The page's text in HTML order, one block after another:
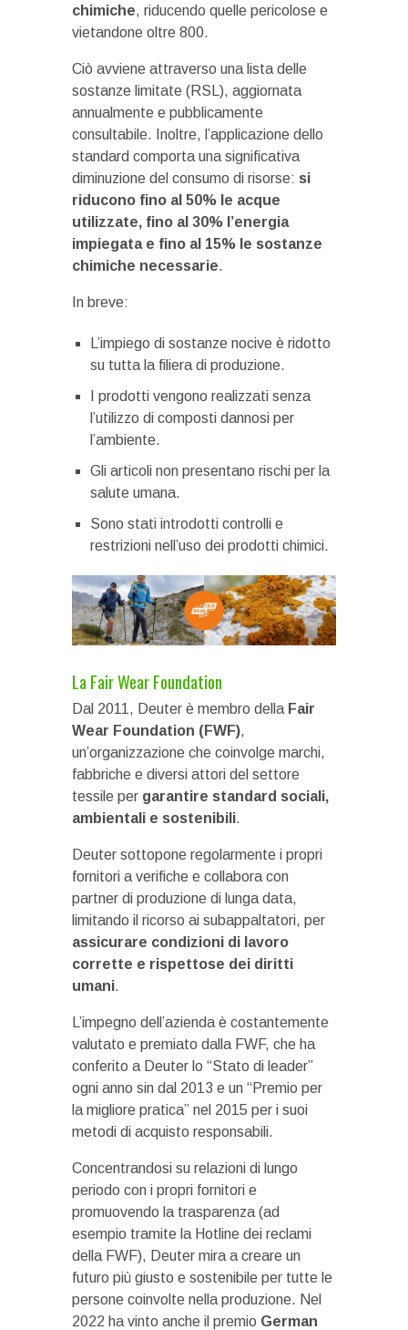
chimiche, riducendo quelle pericolose e
vietandone oltre 800.
Ciò avviene attraverso una lista delle
sostanze limitate (RSL), aggiornata
annualmente e pubblicamente
consultabile. Inoltre, l’applicazione dello
standard comporta una significativa
diminuzione del consumo di risorse: si
riducono fino al 50% le acque
utilizzate, fino al 30% l’energia
impiegata e fino al 15% le sostanze
chimiche necessarie.
In breve:
L’impiego di sostanze nocive è ridotto
su tutta la filiera di produzione.
I prodotti vengono realizzati senza
l’utilizzo di composti dannosi per
l’ambiente.
Gli articoli non presentano rischi per la
salute umana.
Sono stati introdotti controlli e
restrizioni nell’uso dei prodotti chimici.
La Fair Wear Foundation
Dal 2011, Deuter è membro della Fair
Wear Foundation (FWF),
un’organizzazione che coinvolge marchi,
fabbriche e diversi attori del settore
tessile per garantire standard sociali,
ambientali e sostenibili.
Deuter sottopone regolarmente i propri
fornitori a verifiche e collabora con
partner di produzione di lunga data,
limitando il ricorso ai subappaltatori, per
assicurare condizioni di lavoro
corrette e rispettose dei diritti
umani.
L’impegno dell’azienda è costantemente
valutato e premiato dalla FWF, che ha
conferito a Deuter lo “Stato di leader”
ogni anno sin dal 2013 e un “Premio per
la migliore pratica” nel 2015 per i suoi
metodi di acquisto responsabili.
Concentrandosi su relazioni di lungo
periodo con i propri fornitori e
promuovendo la trasparenza (ad
esempio tramite la Hotline dei reclami
della FWF), Deuter mira a creare un
futuro più giusto e sostenibile per tutte le
persone coinvolte nella produzione. Nel
2022 ha vinto anche il premio German